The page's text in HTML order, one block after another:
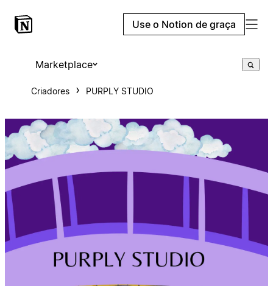
Use o Notion de graça
Marketplace
Criadores PURPLY STUDIO